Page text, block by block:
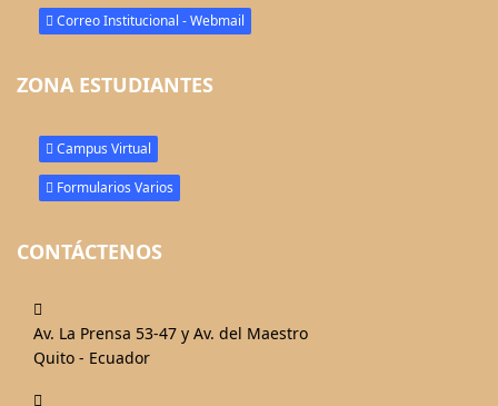
Correo Institucional - Webmail
ZONA ESTUDIANTES
Campus Virtual
Formularios Varios
CONTÁCTENOS
fa-
map-
Av. La Prensa 53-47 y Av. del Maestro
Quito - Ecuador